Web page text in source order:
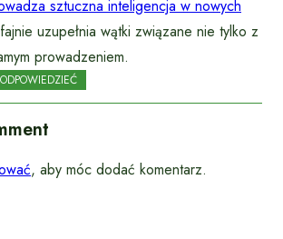
sztuczna inteligencja w nowych
uzupełnia wątki związane nie tylko z
prowadzeniem.
, aby móc dodać komentarz.